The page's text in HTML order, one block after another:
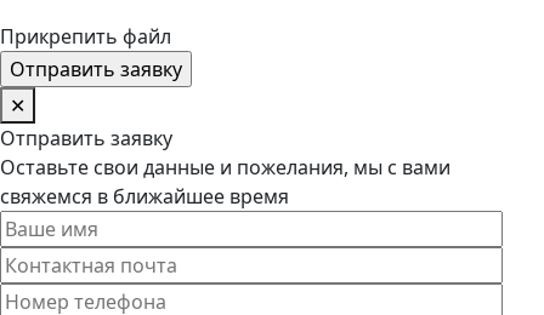
Прикрепить файл
✕
Отправить заявку
Оставьте свои данные и пожелания, мы с вами
свяжемся в ближайшее время